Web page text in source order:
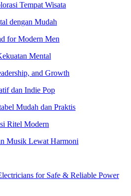
Tempat Wisata
dengan Mudah
for Modern Men
Mental
and Growth
dan Indie Pop
Mudah dan Praktis
Ritel Modern
Musik Lewat Harmoni
for Safe & Reliable Power